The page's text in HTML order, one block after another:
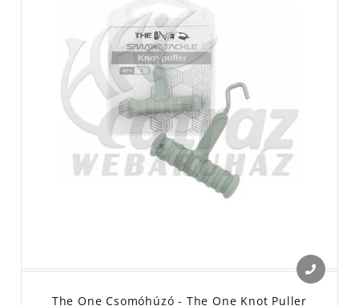
The One Csomóhúzó - The One Knot Puller